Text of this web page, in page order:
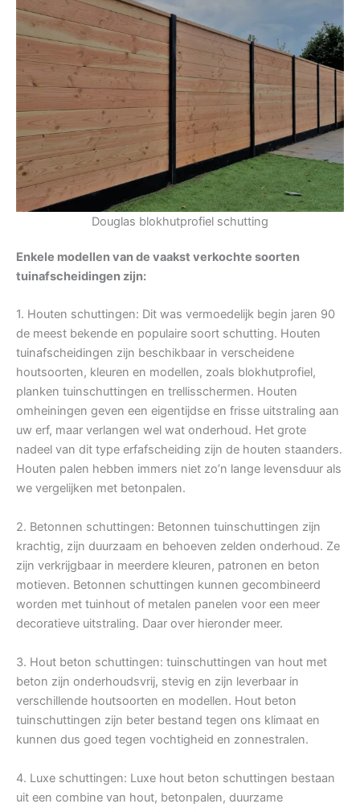
Douglas blokhutprofiel schutting
Enkele modellen van de vaakst verkochte soorten
tuinafscheidingen zijn:
1. Houten schuttingen: Dit was vermoedelijk begin jaren 90
de meest bekende en populaire soort schutting. Houten
tuinafscheidingen zijn beschikbaar in verscheidene
houtsoorten, kleuren en modellen, zoals blokhutprofiel,
planken tuinschuttingen en trellisschermen. Houten
omheiningen geven een eigentijdse en frisse uitstraling aan
uw erf, maar verlangen wel wat onderhoud. Het grote
nadeel van dit type erfafscheiding zijn de houten staanders.
Houten palen hebben immers niet zo’n lange levensduur als
we vergelijken met betonpalen.
2. Betonnen schuttingen: Betonnen tuinschuttingen zijn
krachtig, zijn duurzaam en behoeven zelden onderhoud. Ze
zijn verkrijgbaar in meerdere kleuren, patronen en beton
motieven. Betonnen schuttingen kunnen gecombineerd
worden met tuinhout of metalen panelen voor een meer
decoratieve uitstraling. Daar over hieronder meer.
3. Hout beton schuttingen: tuinschuttingen van hout met
beton zijn onderhoudsvrij, stevig en zijn leverbaar in
verschillende houtsoorten en modellen. Hout beton
tuinschuttingen zijn beter bestand tegen ons klimaat en
kunnen dus goed tegen vochtigheid en zonnestralen.
4. Luxe schuttingen: Luxe hout beton schuttingen bestaan
uit een combine van hout, betonpalen, duurzame